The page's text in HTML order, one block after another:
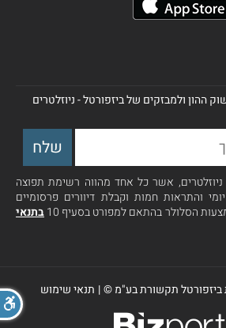
ההון ולמבזקים של ביזפורטל - ניוזלטרים
אשר כל אחד מהווה רשימת תפוצה
והתראות חמות וקבלת דיוורים פרסומיים
הסלולר בהתאם למפורט בסעיף 10
בתנאי
ביזפורטל תקשורת בע"מ ©| תנאי שימוש